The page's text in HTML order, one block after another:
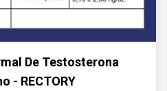
De Testosterona
- RECTORY